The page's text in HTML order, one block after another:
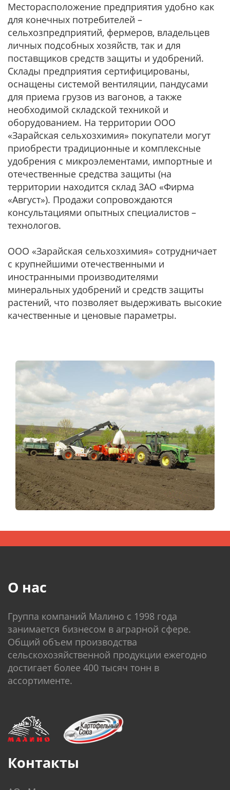
Месторасположение предприятия удобно как
для конечных потребителей –
сельхозпредприятий, фермеров, владельцев
личных подсобных хозяйств, так и для
поставщиков средств защиты и удобрений.
Склады предприятия сертифицированы,
оснащены системой вентиляции, пандусами
для приема грузов из вагонов, а также
необходимой складской техникой и
оборудованием. На территории ООО
«Зарайская сельхозхимия» покупатели могут
приобрести традиционные и комплексные
удобрения с микроэлементами, импортные и
отечественные средства защиты (на
территории находится склад ЗАО «Фирма
«Август»). Продажи сопровождаются
консультациями опытных специалистов –
технологов.
ООО «Зарайская сельхозхимия» сотрудничает
с крупнейшими отечественными и
иностранными производителями
минеральных удобрений и средств защиты
растений, что позволяет выдерживать высокие
качественные и ценовые параметры.
О нас
Группа компаний Малино c 1998 года
занимается бизнесом в аграрной сфере.
Общий объем производства
сельскохозяйственной продукции ежегодно
достигает более 400 тысяч тонн в
ассортименте.
Контакты